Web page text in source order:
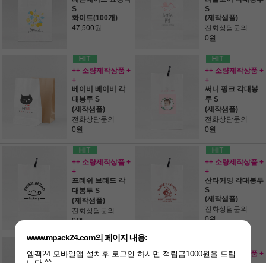
S
화이트(100개)
47,500원
S
(제작샘플)
전화상담문의
0원
++ 소량제작상품 +
+
베이비 베이비 각
대봉투 S
(제작샘플)
전화상담문의
0원
++ 소량제작상품 +
+
써니 핑크 각대봉
투 S
(제작샘플)
전화상담문의
0원
++ 소량제작상품 +
+
프레쉬 브래드 각
대봉투 S
(제작샘플)
전화상담문의
0원
++ 소량제작상품 +
+
산타커밍 각대봉투
S
(제작샘플)
전화상담문의
0원
++ 소량제작상품 +
++ 소량제작상품 +
www.mpack24.com의 페이지 내용:
엠팩24 모바일앱 설치후 로그인 하시면 적립금1000원을 드립